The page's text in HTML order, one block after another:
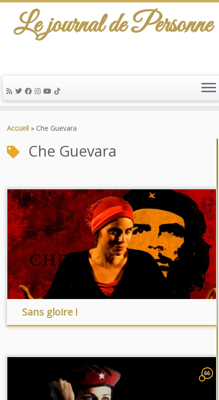
au
Le journal de Personne
Accueil » Che Guevara
Che Guevara
Sans gloire !
66